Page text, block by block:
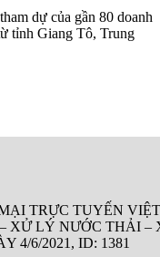
dự của gần 80 doanh
tỉnh Giang Tô, Trung
TRỰC TUYẾN
XỬ LÝ NƯỚC THẢI
4/6/2021, ID: 1381